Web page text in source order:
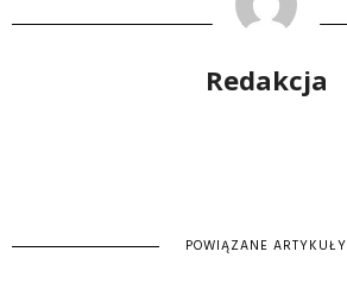
Redakcja
POWIĄZANE ARTYKUŁY